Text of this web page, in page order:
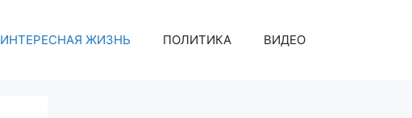
ИНТЕРЕСНАЯ ЖИЗНЬ ПОЛИТИКА ВИДЕО